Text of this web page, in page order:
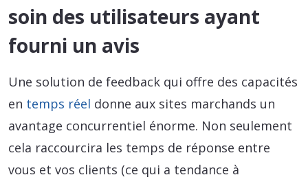
soin des utilisateurs ayant
fourni un avis
Une solution de feedback qui offre des capacités
en temps réel donne aux sites marchands un
avantage concurrentiel énorme. Non seulement
cela raccourcira les temps de réponse entre
vous et vos clients (ce qui a tendance à